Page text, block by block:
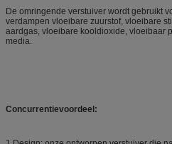
De omringende verstuiver wordt gebruikt
verdampen vloeibare zuurstof, vloeibare
aardgas, vloeibare kooldioxide, vloeibaar
media.
Concurrentievoordeel: